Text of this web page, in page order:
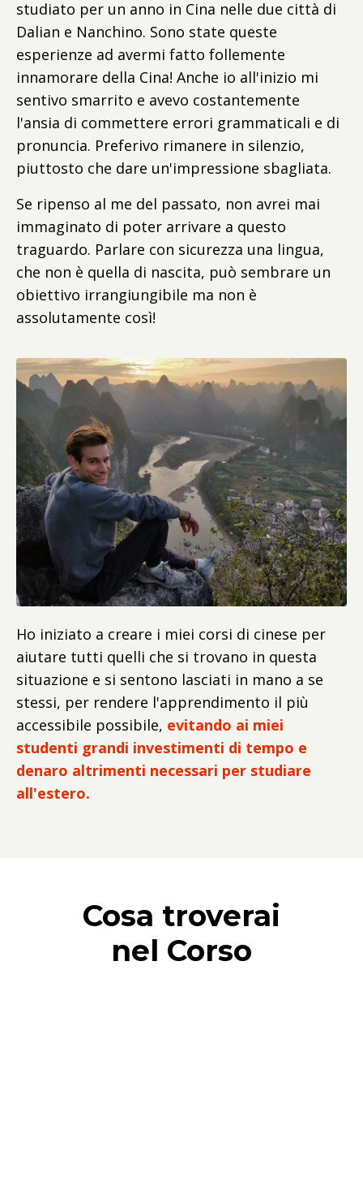
studiato per un anno in Cina nelle due città di
Dalian e Nanchino. Sono state queste
esperienze ad avermi fatto follemente
innamorare della Cina! Anche io all'inizio mi
sentivo smarrito e avevo costantemente
l'ansia di commettere errori grammaticali e di
pronuncia. Preferivo rimanere in silenzio,
piuttosto che dare un'impressione sbagliata.
Se ripenso al me del passato, non avrei mai
immaginato di poter arrivare a questo
traguardo. Parlare con sicurezza una lingua,
che non è quella di nascita, può sembrare un
obiettivo irrangiungibile ma non è
assolutamente così!
Ho iniziato a creare i miei corsi di cinese per
aiutare tutti quelli che si trovano in questa
situazione e si sentono lasciati in mano a se
stessi, per rendere l'apprendimento il più
accessibile possibile, evitando ai miei
studenti grandi investimenti di tempo e
denaro altrimenti necessari per studiare
all'estero.
Cosa troverai
nel Corso